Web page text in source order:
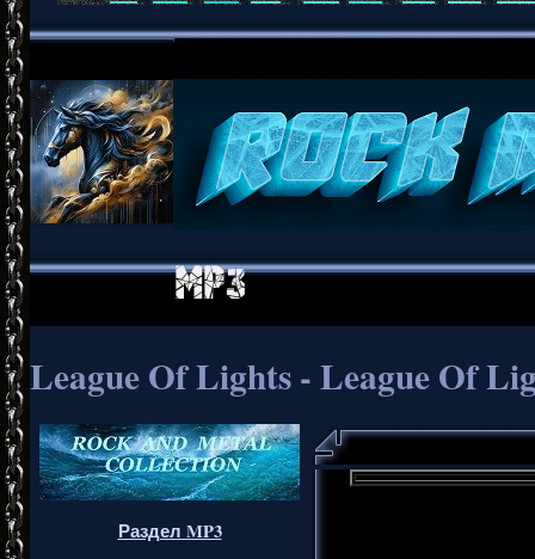
League Of Lights - League Of
Раздел MP3